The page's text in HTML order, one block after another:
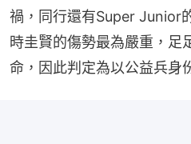
禍，同行還有Super Junior
時圭賢的傷勢最為嚴重，足
命，因此判定為以公益兵身